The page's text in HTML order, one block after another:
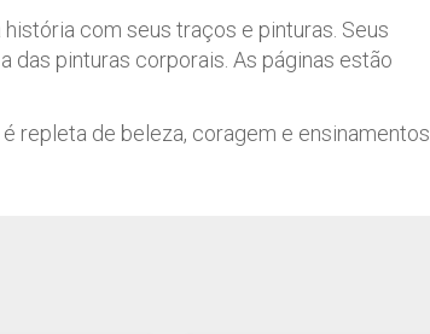
com seus traços e pinturas. Seus
das pinturas corporais. As páginas estão
repleta de beleza, coragem e ensinamentos.